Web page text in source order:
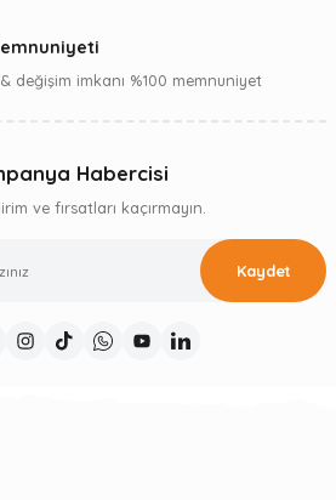
değişim imkanı %100 memnuniyet
Habercisi
ve fırsatları kaçırmayın.
Kaydet